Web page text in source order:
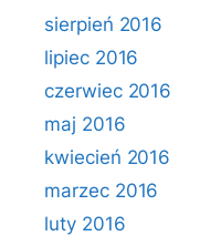
sierpień 2016
lipiec 2016
czerwiec 2016
maj 2016
kwiecień 2016
marzec 2016
luty 2016